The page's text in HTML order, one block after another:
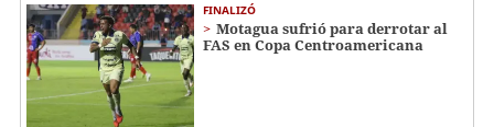
FINALIZÓ
Motagua sufrió para derrotar al
FAS en Copa Centroamericana